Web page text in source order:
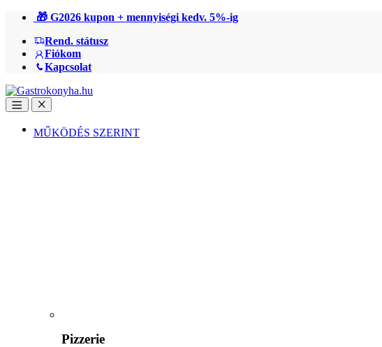
Ugrás
navigációhoz
Ugrás
tartalomra
🎁 G2026 kupon + mennyiségi kedv. 5%-ig
Rend. státusz
Fiókom
Kapcsolat
Open Close
MŰKÖDÉS SZERINT
Pizzerie